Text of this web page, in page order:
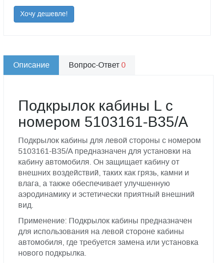
Хочу дешевле!
Описание Вопрос-Ответ0
Подкрылок кабины L с
номером 5103161-B35/A
Подкрылок кабины для левой стороны с номером
5103161-B35/A предназначен для установки на
кабину автомобиля. Он защищает кабину от
внешних воздействий, таких как грязь, камни и
влага, а также обеспечивает улучшенную
аэродинамику и эстетически приятный внешний
вид.
Применение: Подкрылок кабины предназначен
для использования на левой стороне кабины
автомобиля, где требуется замена или установка
нового подкрылка.